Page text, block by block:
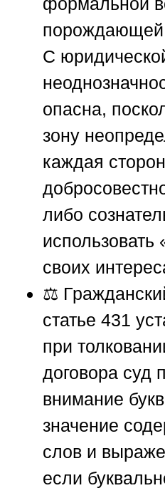
порождающей
С
опасна,
зону
каждая
либо
использовать
своих
⚖️
статье 431
при
договора суд
внимание
значение
слов и
если